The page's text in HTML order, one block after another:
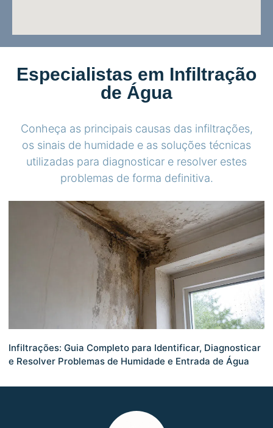
Especialistas em Infiltração
de Água
Conheça as principais causas das infiltrações,
os sinais de humidade e as soluções técnicas
utilizadas para diagnosticar e resolver estes
problemas de forma definitiva.
Infiltrações: Guia Completo para Identificar, Diagnosticar
e Resolver Problemas de Humidade e Entrada de Água